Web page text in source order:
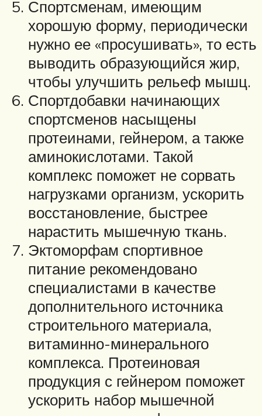
Спортсменам, имеющим
хорошую форму, периодически
нужно ее «просушивать», то есть
выводить образующийся жир,
чтобы улучшить рельеф мышц.
Спортдобавки начинающих
спортсменов насыщены
протеинами, гейнером, а также
аминокислотами. Такой
комплекс поможет не сорвать
нагрузками организм, ускорить
восстановление, быстрее
нарастить мышечную ткань.
Эктоморфам спортивное
питание рекомендовано
специалистами в качестве
дополнительного источника
строительного материала,
витаминно-минерального
комплекса. Протеиновая
продукция с гейнером поможет
ускорить набор мышечной